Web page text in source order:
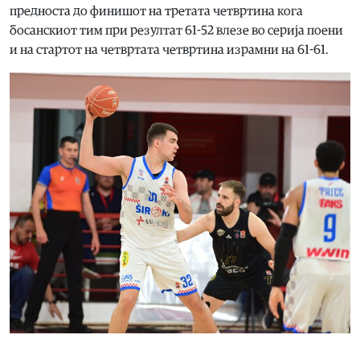
предноста до финишот на третата четвртина кога
босанскиот тим при резултат 61-52 влезе во серија поени
и на стартот на четвртата четвртина израмни на 61-61.